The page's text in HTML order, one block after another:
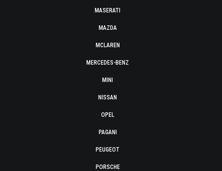
MASERATI
MAZDA
MCLAREN
MERCEDES-BENZ
MINI
NISSAN
OPEL
PAGANI
PEUGEOT
PORSCHE